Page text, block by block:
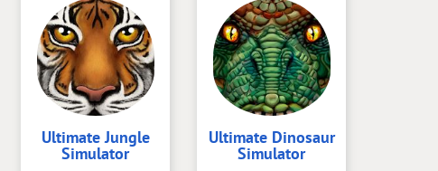
Ultimate Jungle
Simulator
Ultimate Dinosaur
Simulator